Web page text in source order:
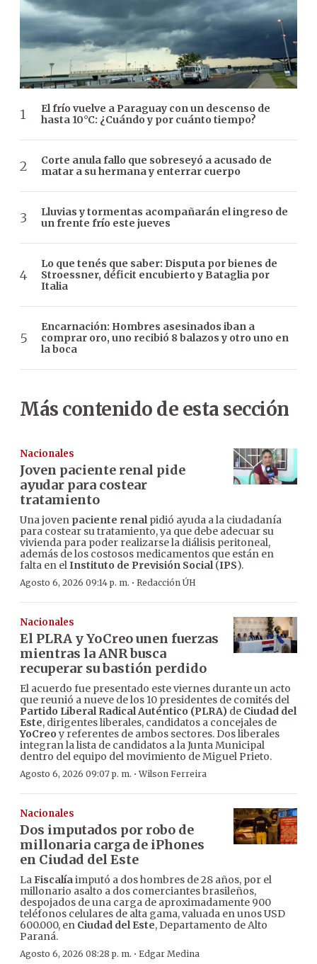
El frío vuelve a Paraguay con un descenso de
hasta 10°C: ¿Cuándo y por cuánto tiempo?
Corte anula fallo que sobreseyó a acusado de
matar a su hermana y enterrar cuerpo
Lluvias y tormentas acompañarán el ingreso de
un frente frío este jueves
Lo que tenés que saber: Disputa por bienes de
Stroessner, déficit encubierto y Bataglia por
Italia
Encarnación: Hombres asesinados iban a
comprar oro, uno recibió 8 balazos y otro uno en
la boca
Más contenido de esta sección
Nacionales
Joven paciente renal pide
ayudar para costear
tratamiento
Una joven paciente renalpidió ayuda a la ciudadanía
para costear su tratamiento, ya que debe adecuar su
vivienda para poder realizarse la diálisis peritoneal,
además de los costosos medicamentos que están en
falta en elInstituto de Previsión Social(IPS).
Agosto 6, 2026 09:14 p. m. · Redacción ÚH
Nacionales
El PLRA y YoCreo unen fuerzas
mientras la ANR busca
recuperar su bastión perdido
El acuerdo fue presentado este viernes durante un acto
que reunió a nueve de los 10 presidentes de comités del
Partido Liberal Radical Auténtico (PLRA) de Ciudad del
Este, dirigentes liberales, candidatos a concejales de
YoCreo y referentes de ambos sectores. Dos liberales
integran la lista de candidatos a la Junta Municipal
dentro del equipo del movimiento de Miguel Prieto.
Agosto 6, 2026 09:07 p. m. ·Wilson Ferreira
Nacionales
Dos imputados por robo de
millonaria carga de iPhones
en Ciudad del Este
LaFiscalíaimputó a dos hombres de 28 años, por el
millonario asalto a dos comerciantes brasileños,
despojados de una carga de aproximadamente 900
teléfonos celulares de alta gama, valuada en unos USD
600.000, en Ciudad del Este, Departamento de Alto
Paraná.
Agosto 6, 2026 08:28 p. m. · Edgar Medina